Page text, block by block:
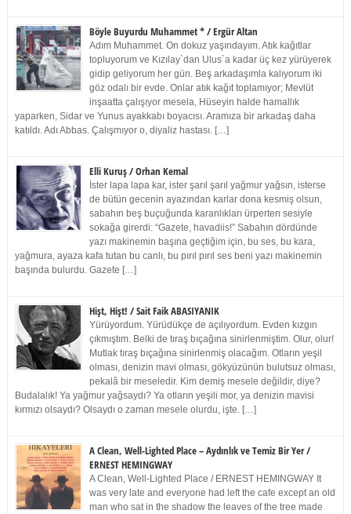
Böyle Buyurdu Muhammet * / Ergür Altan
Adım Muhammet. On dokuz yaşındayım. Atık kağıtlar
topluyorum ve Kızılay`dan Ulus`a kadar üç kez yürüyerek
gidip geliyorum her gün. Beş arkadaşımla kalıyorum iki
göz odalı bir evde. Onlar atık kağıt toplamıyor; Mevlüt
inşaatta çalışıyor mesela, Hüseyin halde hamallık
yaparken, Sidar ve Yunus ayakkabı boyacısı. Aramıza bir arkadaş daha
katıldı. Adı Abbas. Çalışmıyor o, diyaliz hastası. […]
Elli Kuruş / Orhan Kemal
İster lapa lapa kar, ister şarıl şarıl yağmur yağsın, isterse
de bütün gecenin ayazından karlar dona kesmiş olsun,
sabahın beş buçuğunda karanlıkları ürperten sesiyle
sokağa girerdi: “Gazete, havadiis!” Sabahın dördünde
yazı makinemin başına geçtiğim için, bu ses, bu kara,
yağmura, ayaza kafa tutan bu canlı, bu pırıl pırıl ses beni yazı makinemin
başında bulurdu. Gazete […]
Hişt, Hişt! / Sait Faik ABASIYANIK
Yürüyordum. Yürüdükçe de açılıyordum. Evden kızgın
çıkmıştım. Belki de tıraş bıçağına sinirlenmiştim. Olur, olur!
Mutlak tıraş bıçağına sinirlenmiş olacağım. Otların yeşil
olması, denizin mavi olması, gökyüzünün bulutsuz olması,
pekalâ bir meseledir. Kim demiş mesele değildir, diye?
Budalalık! Ya yağmur yağsaydı? Ya otların yeşili mor, ya denizin mavisi
kırmızı olsaydı? Olsaydı o zaman mesele olurdu, işte. […]
A Clean, Well-Lighted Place – Aydınlık ve Temiz Bir Yer /
ERNEST HEMINGWAY
A Clean, Well-Lighted Place / ERNEST HEMINGWAY It
was very late and everyone had left the cafe except an old
man who sat in the shadow the leaves of the tree made